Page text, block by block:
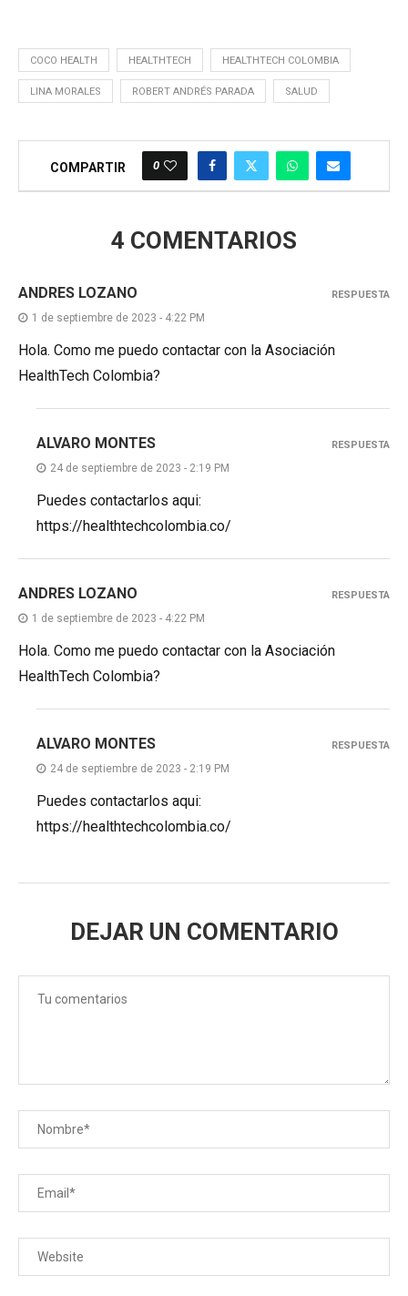
COCO HEALTH HEALTHTECH HEALTHTECH COLOMBIA
LINA MORALES ROBERT ANDRÉS PARADA SALUD
COMPARTIR 0
4 COMENTARIOS
ANDRES LOZANO
1 de septiembre de 2023 - 4:22 PM
Hola. Como me puedo contactar con la Asociación
HealthTech Colombia?
RESPUESTA
ALVARO MONTES
24 de septiembre de 2023 - 2:19 PM
Puedes contactarlos aqui:
https://healthtechcolombia.co/
RESPUESTA
ANDRES LOZANO
1 de septiembre de 2023 - 4:22 PM
Hola. Como me puedo contactar con la Asociación
HealthTech Colombia?
RESPUESTA
ALVARO MONTES
24 de septiembre de 2023 - 2:19 PM
Puedes contactarlos aqui:
https://healthtechcolombia.co/
RESPUESTA
DEJAR UN COMENTARIO